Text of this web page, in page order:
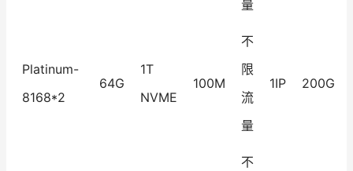
量
Platinum-
8168*2
64G
1T
NVME
100M
不
限
流
量
1IP 200G
不